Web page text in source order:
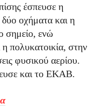
έσπευσε η
οχήματα και η
σημείο, ενώ
πολυκατοικία, στην
φυσικού αερίου.
και το ΕΚΑΒ.